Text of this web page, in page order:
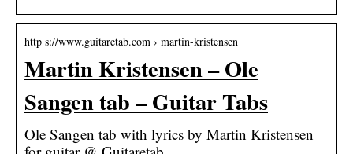
http s://www.guitaretab.com › martin-kristensen
Martin Kristensen – Ole
Sangen tab – Guitar Tabs
Ole Sangen tab with lyrics by Martin Kristensen